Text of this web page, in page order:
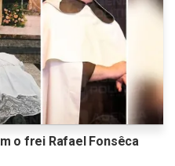
o frei Rafael Fonsêca